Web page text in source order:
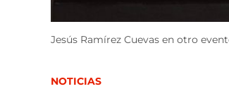
Jesús Ramírez Cuevas en otro
POSTED
NOTICIAS